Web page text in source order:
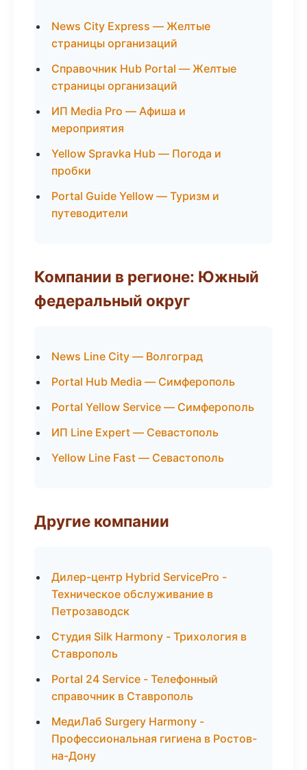
News City Express — Желтые
страницы организаций
Справочник Hub Portal — Желтые
страницы организаций
ИП Media Pro — Афиша и
мероприятия
Yellow Spravka Hub — Погода и
пробки
Portal Guide Yellow — Туризм и
путеводители
Компании в регионе: Южный
федеральный округ
News Line City — Волгоград
Portal Hub Media — Симферополь
Portal Yellow Service — Симферополь
ИП Line Expert — Севастополь
Yellow Line Fast — Севастополь
Другие компании
Дилер-центр Hybrid ServicePro -
Техническое обслуживание в
Петрозаводск
Студия Silk Harmony - Трихология в
Ставрополь
Portal 24 Service - Телефонный
справочник в Ставрополь
МедиЛаб Surgery Harmony -
Профессиональная гигиена в Ростов-
на-Дону